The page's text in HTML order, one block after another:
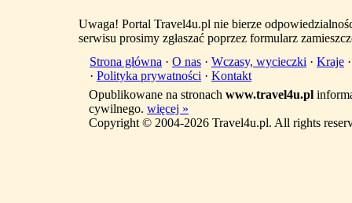
Uwaga! Portal Travel4u.pl nie bierze
serwisu prosimy zgłaszać poprzez formularz
Strona główna · O nas · Wczasy, wycieczki · Kraje
· Polityka prywatności · Kontakt
Opublikowane na stronach www.travel4u.pl
cywilnego. więcej »
Copyright © 2004-2026 Travel4u.pl. All rights